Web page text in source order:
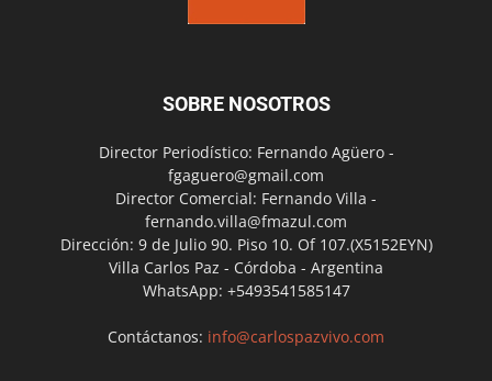
SOBRE NOSOTROS
Director Periodístico: Fernando Agüero -
fgaguero@gmail.com
Director Comercial: Fernando Villa -
fernando.villa@fmazul.com
Dirección: 9 de Julio 90. Piso 10. Of 107.(X5152EYN)
Villa Carlos Paz - Córdoba - Argentina
WhatsApp: +5493541585147
Contáctanos: info@carlospazvivo.com